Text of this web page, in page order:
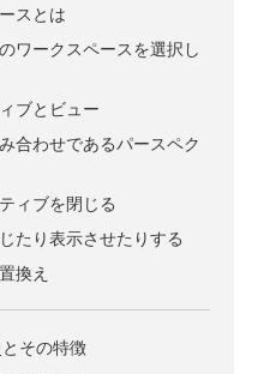
スとは
ワークスペースを選択し
ブとビュー
合わせであるパースペク
ィブを閉じる
たり表示させたりする
換え
その特徴